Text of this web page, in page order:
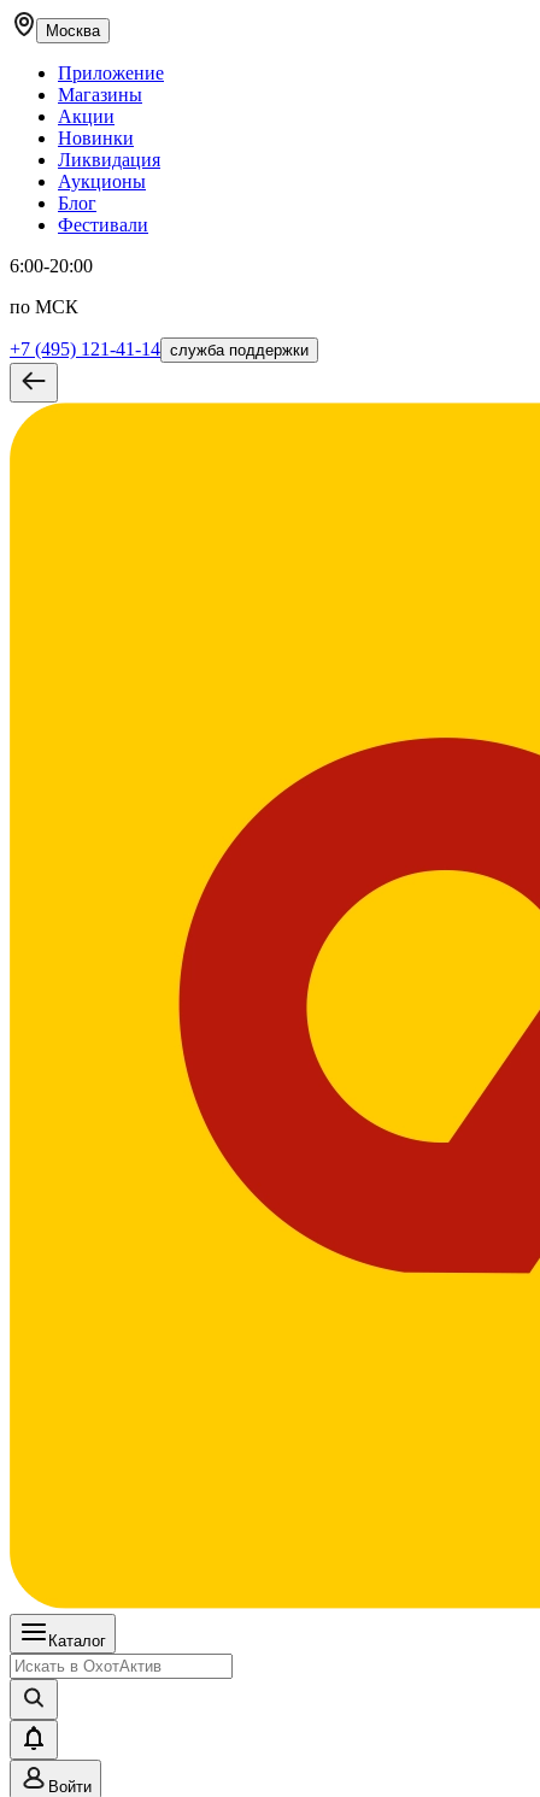
Москва
Приложение
Магазины
Акции
Новинки
Ликвидация
Аукционы
Блог
Фестивали
6:00-20:00
по МСК
+7 (495) 121-41-14 служба поддержки
Каталог
Войти